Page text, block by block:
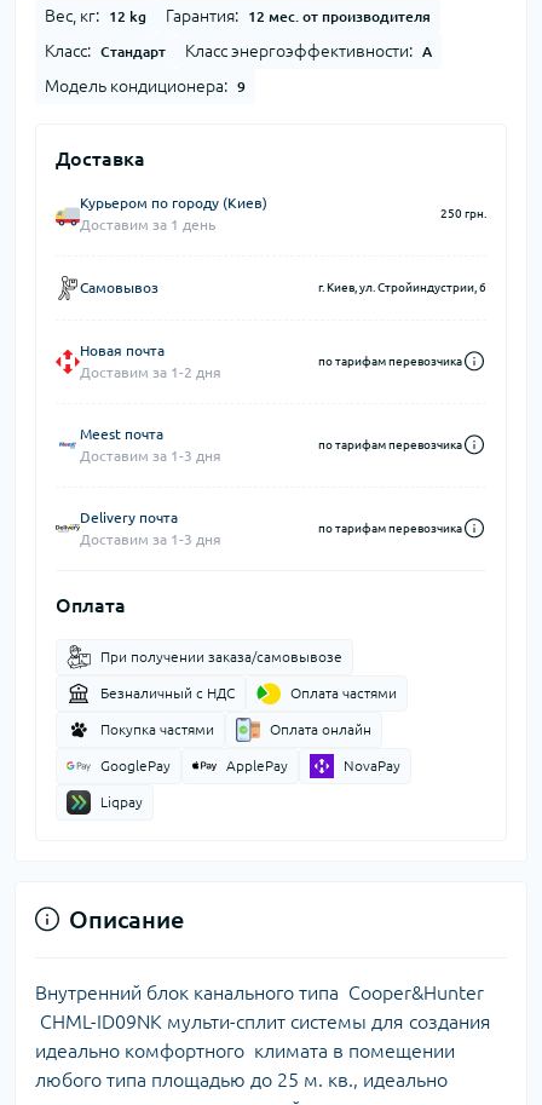
Вес, кг: 12 kg Гарантия: 12 мес. от производителя
Класс: Стандарт Класс энергоэффективности: A
Модель кондиционера: 9
Доставка
Курьером по городу (Киев)
Доставим за 1 день
250 грн.
Самовывоз г. Киев, ул. Стройиндустрии, 6
Новая почта
Доставим за 1-2 дня
по тарифам перевозчика
Meest почта
Доставим за 1-3 дня
по тарифам перевозчика
Delivery почта
Доставим за 1-3 дня
по тарифам перевозчика
Оплата
При получении заказа/самовывозе
Безналичный с НДС Оплата частями
Покупка частями Оплата онлайн
GooglePay ApplePay NovaPay
Liqpay
Описание
Внутренний блок канального типа Cooper&Hunter
CHML-ID09NK мульти-сплит системы для создания
идеально комфортного климата в помещении
любого типа площадью до 25 м. кв., идеально